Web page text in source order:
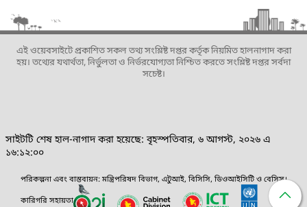
এই ওয়েবসাইটে প্রকাশিত সকল তথ্য সংশ্লিষ্ট দপ্তর কর্তৃক নিয়মিত হালনাগাদ করা
হয়। তথ্যের যথার্থতা, নির্ভুলতা ও নির্ভরযোগ্যতা নিশ্চিত করতে সংশ্লিষ্ট দপ্তর সর্বদা
সচেষ্ট।
সাইটটি শেষ হাল-নাগাদ করা হয়েছে: বৃহস্পতিবার, ৬ আগস্ট, ২০২৬ এ
১৬:১২:০০
পরিকল্পনা এবং বাস্তবায়ন: মন্ত্রিপরিষদ বিভাগ, এটুআই, বিসিসি, ডিওআইসিটি ও বেসিস।
কারিগরি সহায়তা